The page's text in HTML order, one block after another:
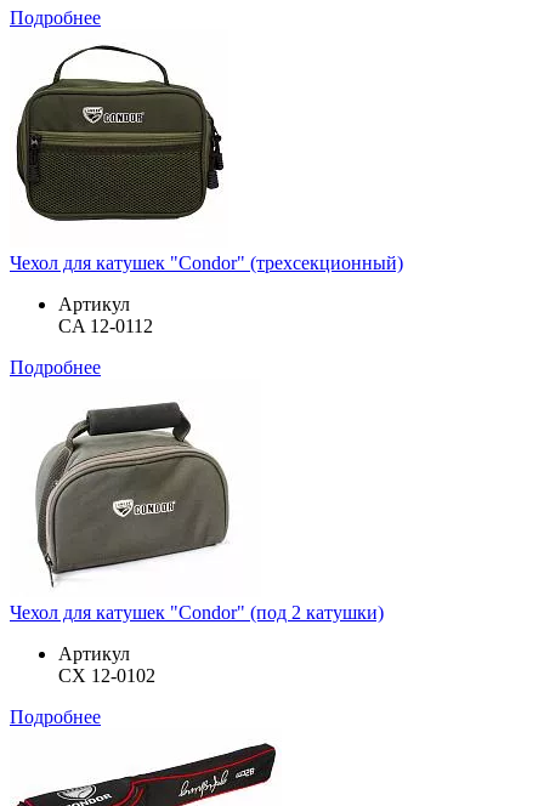
Подробнее
Чехол для катушек "Condor" (трехсекционный)
Артикул
CA 12-0112
Подробнее
Чехол для катушек "Condor" (под 2 катушки)
Артикул
CX 12-0102
Подробнее